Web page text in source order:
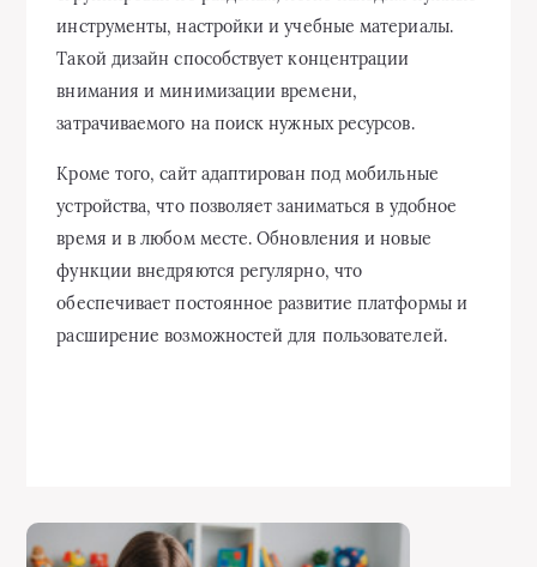
инструменты, настройки и учебные материалы.
Такой дизайн способствует концентрации
внимания и минимизации времени,
затрачиваемого на поиск нужных ресурсов.
Кроме того, сайт адаптирован под мобильные
устройства, что позволяет заниматься в удобное
время и в любом месте. Обновления и новые
функции внедряются регулярно, что
обеспечивает постоянное развитие платформы и
расширение возможностей для пользователей.